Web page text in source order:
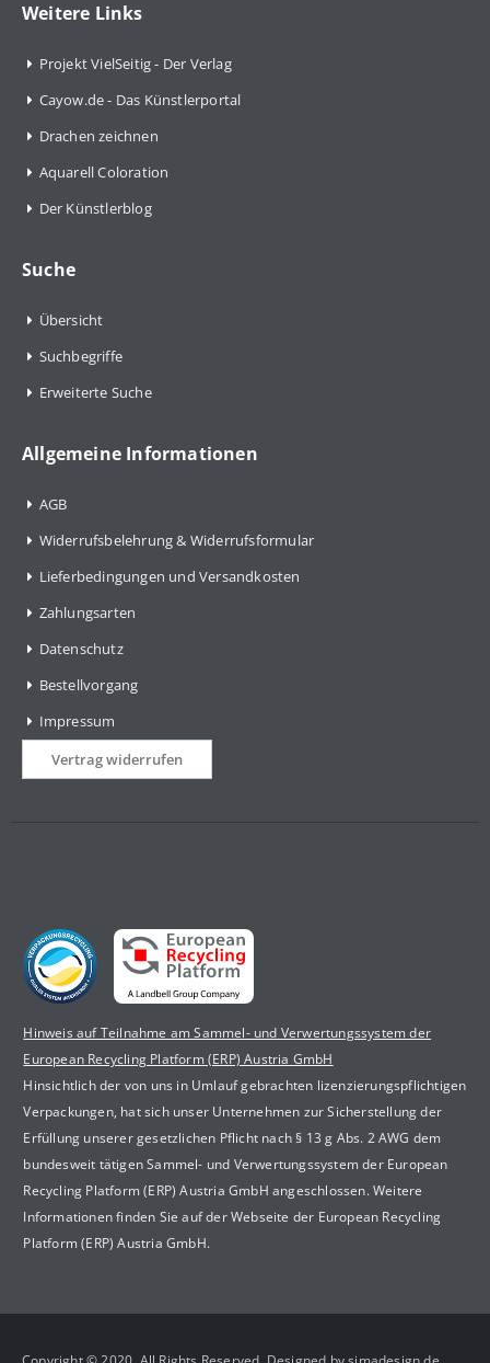
Weitere Links
Projekt VielSeitig - Der Verlag
Cayow.de - Das Künstlerportal
Drachen zeichnen
Aquarell Coloration
Der Künstlerblog
Suche
Übersicht
Suchbegriffe
Erweiterte Suche
Allgemeine Informationen
AGB
Widerrufsbelehrung & Widerrufsformular
Lieferbedingungen und Versandkosten
Zahlungsarten
Datenschutz
Bestellvorgang
Impressum
Vertrag widerrufen
Hinweis auf Teilnahme am Sammel- und Verwertungssystem der
European Recycling Platform (ERP) Austria GmbH
Hinsichtlich der von uns in Umlauf gebrachten lizenzierungspflichtigen
Verpackungen, hat sich unser Unternehmen zur Sicherstellung der
Erfüllung unserer gesetzlichen Pflicht nach § 13 g Abs. 2 AWG dem
bundesweit tätigen Sammel- und Verwertungssystem der European
Recycling Platform (ERP) Austria GmbH angeschlossen. Weitere
Informationen finden Sie auf der Webseite der European Recycling
Platform (ERP) Austria GmbH.
Copyright © 2020. All Rights Reserved. Designed by simadesign.de